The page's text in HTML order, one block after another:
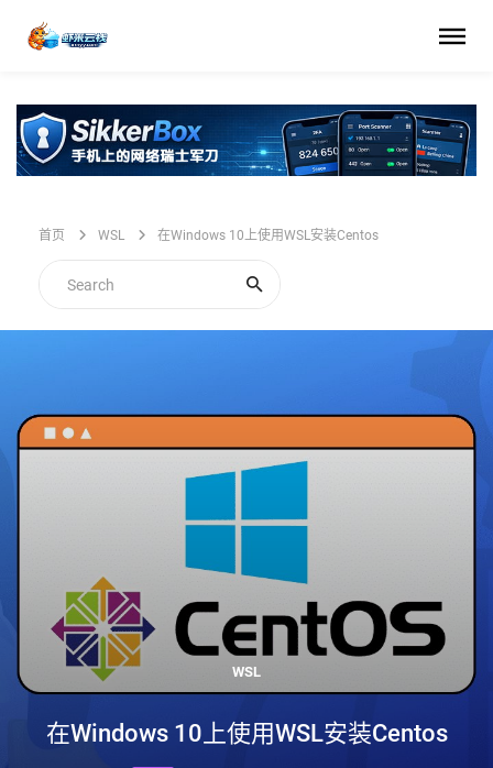
首页 WSL 在Windows 10上使用WSL安装Centos
WSL
在Windows 10上使用WSL安装Centos